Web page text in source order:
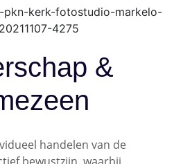
&
handelen van de